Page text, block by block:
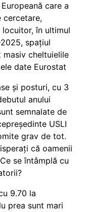
care a
cercetare,
în ultimul
spațiul
cheltuielile
date Eurostat
și posturi, cu 3
anului
semnalate de
USLI
grav de tot.
că oamenii
se întâmplă cu
9.70 la
prea sunt mari